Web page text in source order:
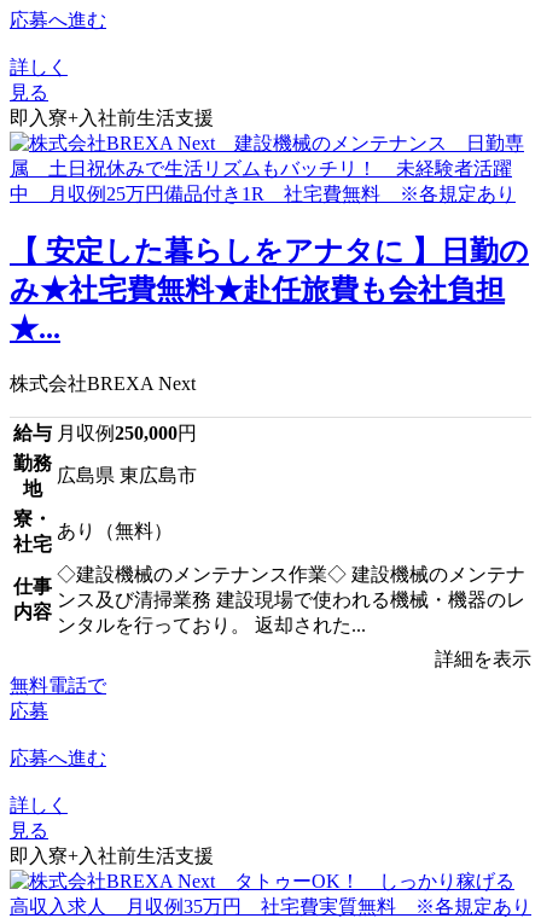
応募へ進む
詳しく
見る
即入寮+入社前生活支援
【 安定した暮らしをアナタに 】日勤の
み★社宅費無料★赴任旅費も会社負担
★...
株式会社BREXA Next
給与 月収例250,000円
勤務
地
広島県 東広島市
寮・
社宅
あり（無料）
仕事
内容
◇建設機械のメンテナンス作業◇ 建設機械のメンテナ
ンス及び清掃業務 建設現場で使われる機械・機器のレ
ンタルを行っており。 返却された...
詳細を表示
無料電話で
応募
応募へ進む
詳しく
見る
即入寮+入社前生活支援